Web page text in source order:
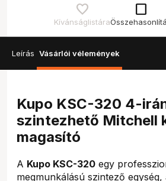
Kívánságlistára
check_box_outline_blank
Leírás Vásárlói vélemények
Kupo KSC-320 4-
szintezhető Mitchell
magasító
A Kupo KSC-320 egy
megmunkálású szintező